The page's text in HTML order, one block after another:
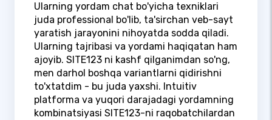
Ularning yordam chat bo'yicha texniklari
juda professional bo'lib, ta'sirchan veb-sayt
yaratish jarayonini nihoyatda sodda qiladi.
Ularning tajribasi va yordami haqiqatan ham
ajoyib. SITE123 ni kashf qilganimdan so'ng,
men darhol boshqa variantlarni qidirishni
to'xtatdim - bu juda yaxshi. Intuitiv
platforma va yuqori darajadagi yordamning
kombinatsiyasi SITE123-ni raqobatchilardan